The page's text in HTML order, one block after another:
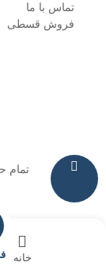
تماس با ما
فروش قسطی
تمام
خانه